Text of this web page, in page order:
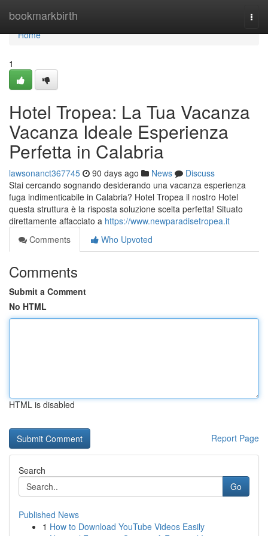
bookmarkbirth
Home
Home
1
Hotel Tropea: La Tua Vacanza
Vacanza Ideale Esperienza
Perfetta in Calabria
lawsonanct367745 90 days ago News
Discuss
Stai cercando sognando desiderando una vacanza esperienza
fuga indimenticabile in Calabria? Hotel Tropea il nostro Hotel
questa struttura è la risposta soluzione scelta perfetta! Situato
direttamente affacciato a https://www.newparadisetropea.it
Comments
Who Upvoted
Comments
Submit a Comment
No HTML
HTML is disabled
Report Page
Search
Go
Published News
1 How to Download YouTube Videos Easily